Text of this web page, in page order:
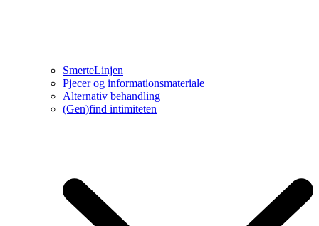
SmerteLinjen
Pjecer og informationsmateriale
Alternativ behandling
(Gen)find intimiteten